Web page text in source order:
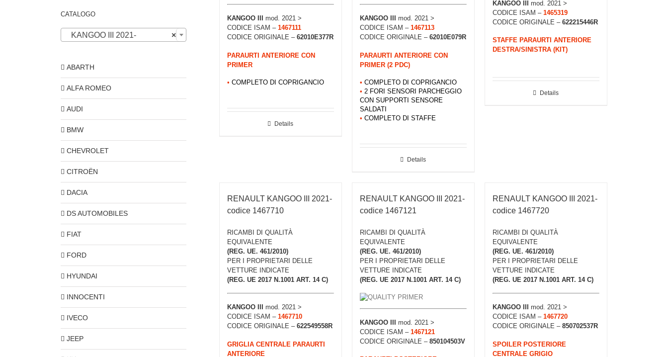
KANGOO III mod. 2021 >
CODICE ISAM – 1467111
CODICE ORIGINALE – 62010E377R
PARAURTI ANTERIORE CON
PRIMER
• COMPLETO DI COPRIGANCIO
Details
KANGOO III mod. 2021 >
CODICE ISAM – 1467113
CODICE ORIGINALE – 62010E079R
PARAURTI ANTERIORE CON
PRIMER (2 PDC)
• COMPLETO DI COPRIGANCIO
• 2 FORI SENSORI PARCHEGGIO
CON SUPPORTI SENSORE
SALDATI
• COMPLETO DI STAFFE
Details
KANGOO III mod. 2021 >
CODICE ISAM – 1465319
CODICE ORIGINALE – 622215446R
STAFFE PARAURTI ANTERIORE
DESTRA/SINISTRA (KIT)
Details
RENAULT KANGOO III 2021-
codice 1467710
RICAMBI DI QUALITÀ
EQUIVALENTE
(REG. UE. 461/2010)
PER I PROPRIETARI DELLE
VETTURE INDICATE
(REG. UE 2017 N.1001 ART. 14 C)
KANGOO III mod. 2021 >
CODICE ISAM – 1467710
CODICE ORIGINALE – 622549558R
GRIGLIA CENTRALE PARAURTI
ANTERIORE
RENAULT KANGOO III 2021-
codice 1467121
RICAMBI DI QUALITÀ
EQUIVALENTE
(REG. UE. 461/2010)
PER I PROPRIETARI DELLE
VETTURE INDICATE
(REG. UE 2017 N.1001 ART. 14 C)
KANGOO III mod. 2021 >
CODICE ISAM – 1467121
CODICE ORIGINALE – 850104503V
RENAULT KANGOO III 2021-
codice 1467720
RICAMBI DI QUALITÀ
EQUIVALENTE
(REG. UE. 461/2010)
PER I PROPRIETARI DELLE
VETTURE INDICATE
(REG. UE 2017 N.1001 ART. 14 C)
KANGOO III mod. 2021 >
CODICE ISAM – 1467720
CODICE ORIGINALE – 850702537R
SPOILER POSTERIORE
CENTRALE GRIGIO
CATALOGO
×
KANGOO III 2021-
ABARTH
ALFA ROMEO
AUDI
BMW
CHEVROLET
CITROËN
DACIA
DS AUTOMOBILES
FIAT
FORD
HYUNDAI
INNOCENTI
IVECO
JEEP